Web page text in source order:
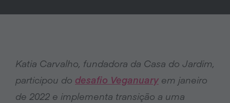
Katia Carvalho, fundadora da Casa do Jardim,
participou do desafio Veganuary em janeiro
de 2022 e implementa transição a uma